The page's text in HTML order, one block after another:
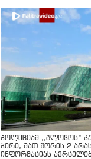
პოლიციამ ,,გლოვოს”
პირი, მათ შორის 2
ინფორმაციას